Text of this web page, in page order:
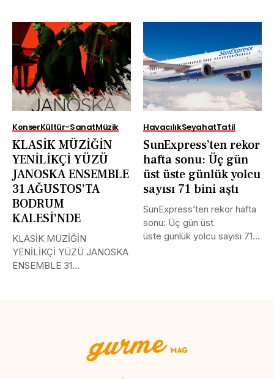
KonserKültür-SanatMüzik
KLASİK MÜZİĞİN
YENİLİKÇİ YÜZÜ
JANOSKA ENSEMBLE
31 AĞUSTOS’TA
BODRUM
KALESİ’NDE
KLASİK MÜZİĞİN
YENİLİKÇİ YÜZÜ JANOSKA
ENSEMBLE 31
HavacılıkSeyahatTatil
SunExpress’ten rekor
hafta sonu: Üç gün
üst üste günlük yolcu
sayısı 71 bini aştı
SunExpress’ten rekor hafta
sonu: Üç gün üst
üste günlük yolcu sayısı 71